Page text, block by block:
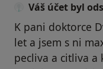
Váš účet byl
K pani doktorce
let a jsem s ni
pecliva a citliva a